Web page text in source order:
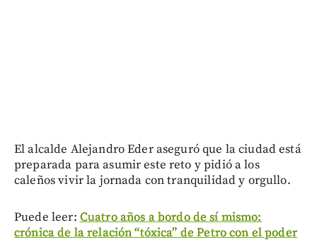
El alcalde Alejandro Eder aseguró que la ciudad está
preparada para asumir este reto y pidió a los
caleños vivir la jornada con tranquilidad y orgullo.
Puede leer: Cuatro años a bordo de sí mismo:
crónica de la relación “tóxica” de Petro con el poder